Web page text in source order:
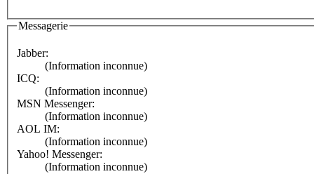
Messagerie
Jabber:
(Information inconnue)
ICQ:
(Information inconnue)
MSN Messenger:
(Information inconnue)
AOL IM:
(Information inconnue)
Yahoo! Messenger:
(Information inconnue)